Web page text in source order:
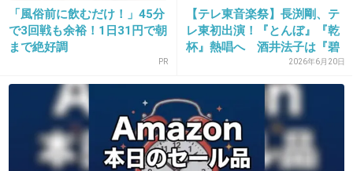
出典：girlschannel.net
+136
20. 匿名2013/05/10(金) 19:21:25
「風俗前に飲むだけ！」45分
で3回戦も余裕！1日31円で朝
まで絶好調
PR
【テレ東音楽祭】長渕剛、テ
レ東初出演！『とんぼ』『乾
杯』熱唱へ 酒井法子は『碧
2026年6月20日